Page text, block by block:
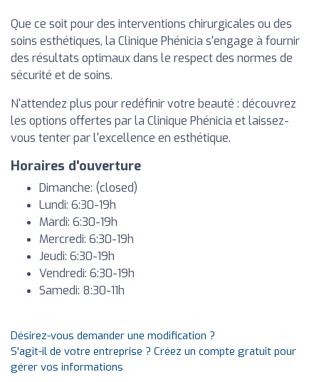
Que ce soit pour des interventions chirurgicales ou des
soins esthétiques, la Clinique Phénicia s'engage à fournir
des résultats optimaux dans le respect des normes de
sécurité et de soins.
N'attendez plus pour redéfinir votre beauté : découvrez
les options offertes par la Clinique Phénicia et laissez-
vous tenter par l'excellence en esthétique.
Horaires d'ouverture
Dimanche: (closed)
Lundi: 6:30-19h
Mardi: 6:30-19h
Mercredi: 6:30-19h
Jeudi: 6:30-19h
Vendredi: 6:30-19h
Samedi: 8:30-11h
Désirez-vous demander une modification ?
S'agit-il de votre entreprise ? Créez un compte gratuit pour
gérer vos informations